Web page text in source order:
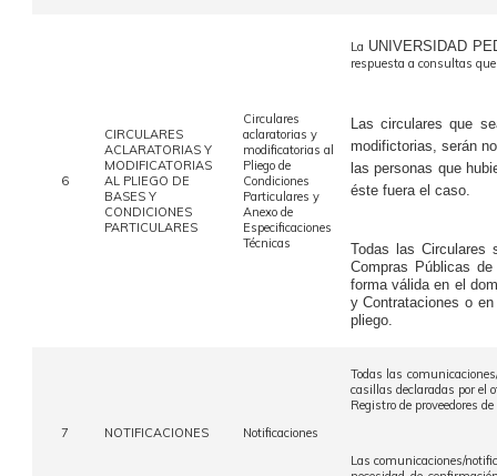
6
CIRCULARES
ACLARATORIAS Y
MODIFICATORIAS
AL PLIEGO DE
BASES Y
CONDICIONES
PARTICULARES
Circulares
aclaratorias y
modificatorias al
Pliego de
Condiciones
Particulares y
Anexo de
Especificaciones
Técnicas
La UNIVERSIDAD
respuesta a consultas
Las circulares que
modifictorias, serán
las personas que
éste fuera el caso.
Todas las Circulares
Compras Públicas
forma válida en el
y Contrataciones o
pliego.
7 NOTIFICACIONES Notificaciones
Todas las
casillas declaradas por el
Registro de proveedores
Las comunicaciones/